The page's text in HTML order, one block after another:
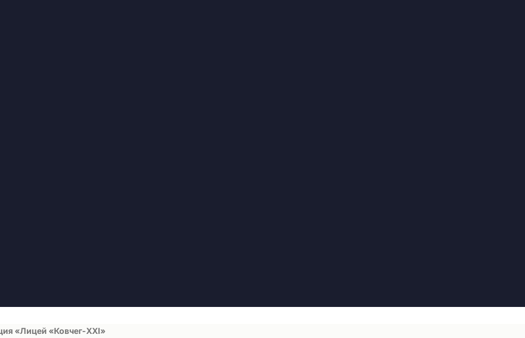
«Лицей «Ковчег-ХХI»